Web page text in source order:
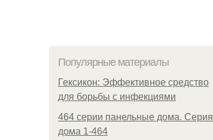
Популярные материалы
Гексикон: Эффективное средство
для борьбы с инфекциями
464 серии панельные дома. Серия
дома 1-464